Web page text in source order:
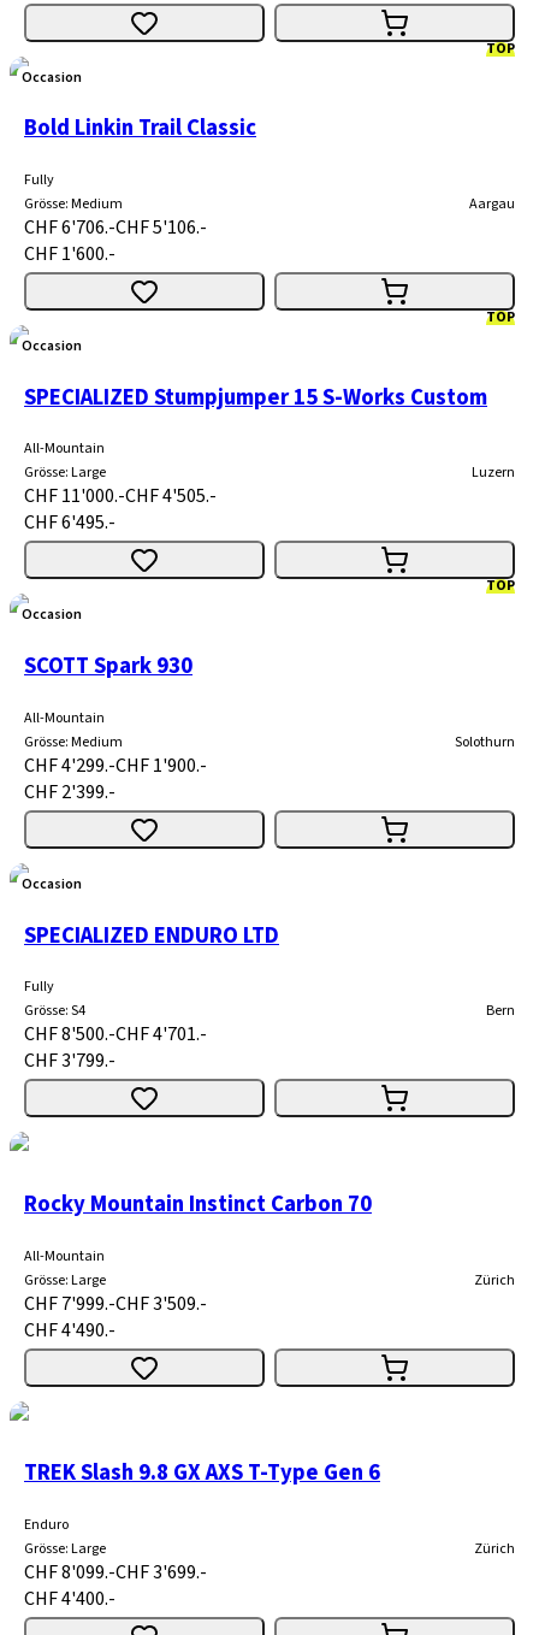
TOP
Occasion
TOP
Bold Linkin Trail Classic
Fully
Grösse:Medium Aargau
CHF 6'706.-CHF 5'106.-
CHF 1'600.-
Occasion
TOP
SPECIALIZED Stumpjumper 15 S-Works Custom
All-Mountain
Grösse:Large Luzern
CHF 11'000.-CHF 4'505.-
CHF 6'495.-
Occasion
SCOTT Spark 930
All-Mountain
Grösse:Medium Solothurn
CHF 4'299.-CHF 1'900.-
CHF 2'399.-
Occasion
SPECIALIZED ENDURO LTD
Fully
Grösse:S4 Bern
CHF 8'500.-CHF 4'701.-
CHF 3'799.-
Rocky Mountain Instinct Carbon 70
All-Mountain
Grösse:Large Zürich
CHF 7'999.-CHF 3'509.-
CHF 4'490.-
TREK Slash 9.8 GX AXS T-Type Gen 6
Enduro
Grösse:Large Zürich
CHF 8'099.-CHF 3'699.-
CHF 4'400.-